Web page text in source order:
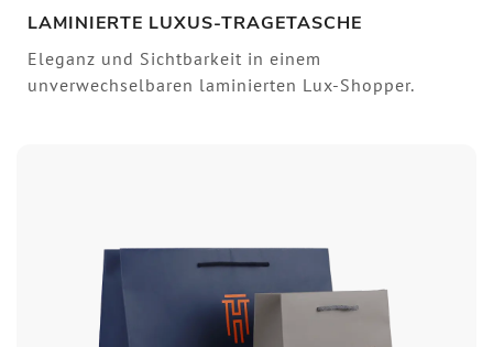
LAMINIERTE LUXUS-TRAGETASCHE
Eleganz und Sichtbarkeit in einem
unverwechselbaren laminierten Lux-Shopper.